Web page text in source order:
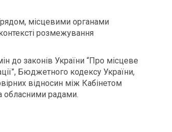
місцевими органами
розмежування
до законів України “Про місцеве
Бюджетного кодексу України,
відносин між Кабінетом
обласними радами.